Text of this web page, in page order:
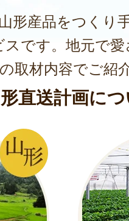
形産品をつくり
スです。地元で
取材内容でご紹
直送計画に